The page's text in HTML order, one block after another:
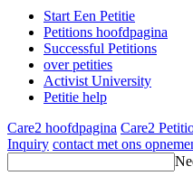
Start Een Petitie
Petitions hoofdpagina
Successful Petitions
over petities
Activist University
Petitie help
Care2 hoofdpagina Care2
Inquiry contact met ons